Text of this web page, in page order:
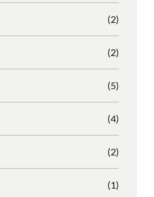
(2)
(2)
(5)
(4)
(2)
(1)